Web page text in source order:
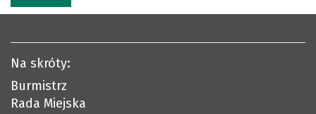
Na skróty:
Burmistrz
Rada Miejska